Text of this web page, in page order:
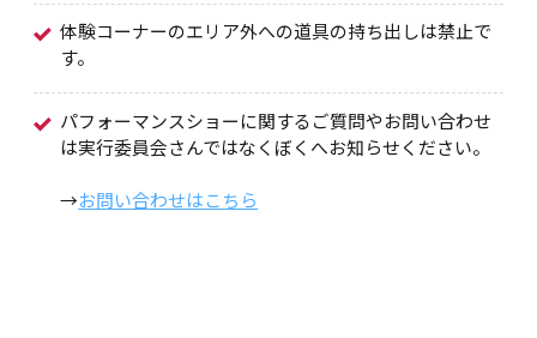
体験コーナーのエリア外への道具の持ち出しは禁止で
す。
パフォーマンスショーに関するご質問やお問い合わせ
は実行委員会さんではなくぼくへお知らせください。
→ お問い合わせはこちら